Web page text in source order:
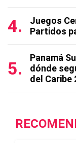
Juegos
Partidos
Panamá
dónde
del Caribe